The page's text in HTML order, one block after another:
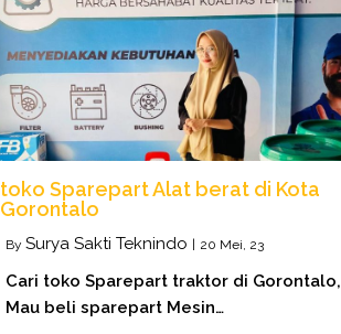
toko Sparepart Alat berat di Kota
Gorontalo
By Surya Sakti Teknindo 20 Mei, 23
Cari toko Sparepart traktor di Gorontalo,
Mau beli sparepart Mesin…